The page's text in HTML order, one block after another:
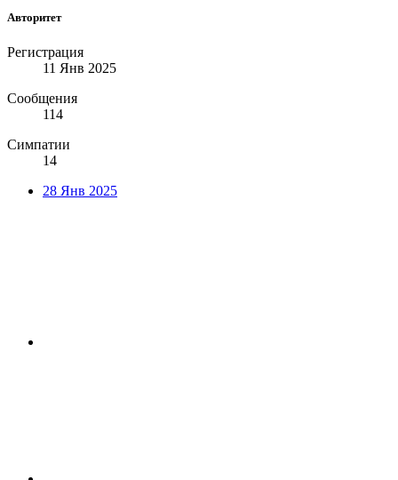
Авторитет
Регистрация
11 Янв 2025
Сообщения
114
Симпатии
14
28 Янв 2025